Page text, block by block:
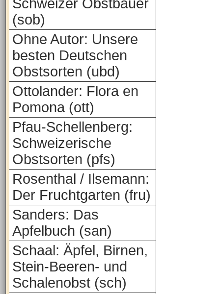
Schweizer Obstbauer
(sob)
Ohne Autor: Unsere
besten Deutschen
Obstsorten (ubd)
Ottolander: Flora en
Pomona (ott)
Pfau-Schellenberg:
Schweizerische
Obstsorten (pfs)
Rosenthal / Ilsemann:
Der Fruchtgarten (fru)
Sanders: Das
Apfelbuch (san)
Schaal: Äpfel, Birnen,
Stein-Beeren- und
Schalenobst (sch)